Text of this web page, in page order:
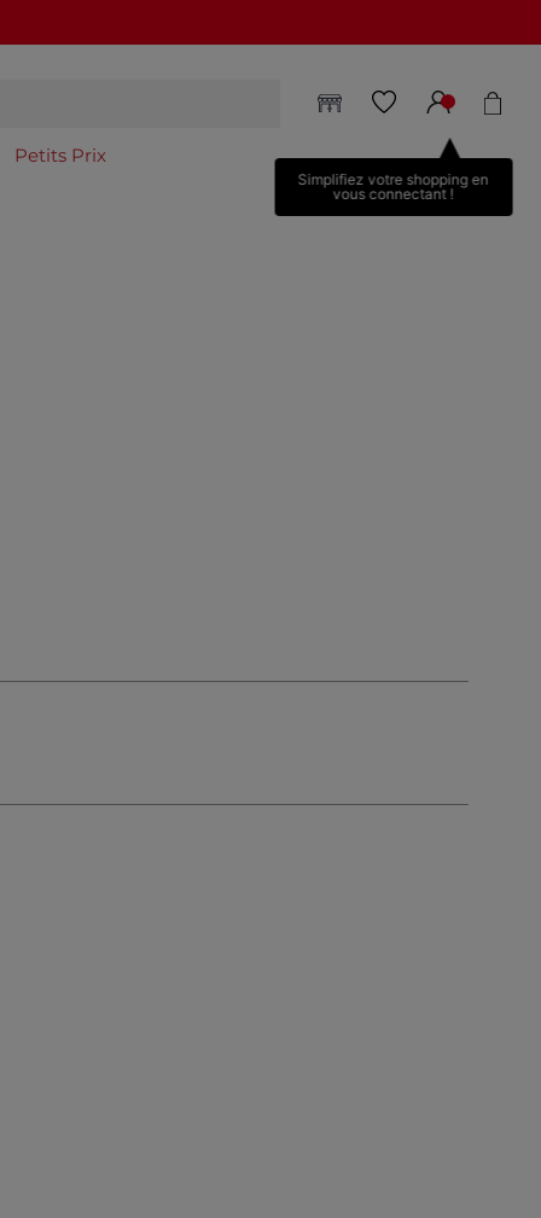
Simplifiez votre shopping en
vous connectant !
Petits Prix